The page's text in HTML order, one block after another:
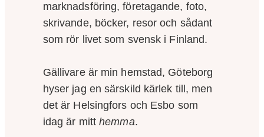
marknadsföring, företagande, foto,
skrivande, böcker, resor och sådant
som rör livet som svensk i Finland.
Gällivare är min hemstad, Göteborg
hyser jag en särskild kärlek till, men
det är Helsingfors och Esbo som
idag är mitthemma.